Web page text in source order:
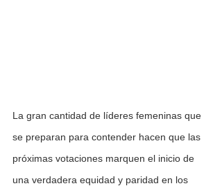
La gran cantidad de líderes femeninas que
se preparan para contender hacen que las
próximas votaciones marquen el inicio de
una verdadera equidad y paridad en los